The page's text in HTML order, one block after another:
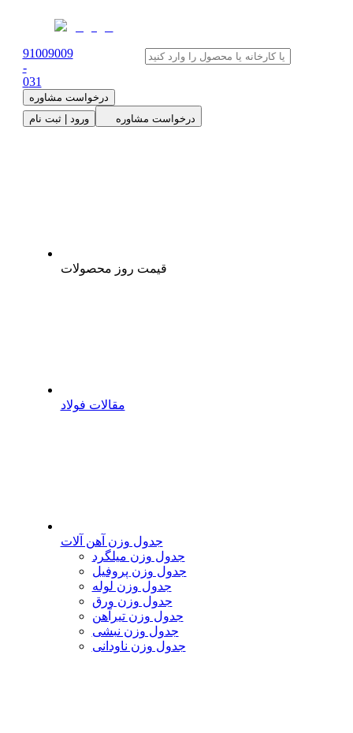
91009009
-
031
درخواست مشاوره
ورود | ثبت نام
درخواست مشاوره
قیمت روز محصولات
مقالات فولاد
جدول وزن آهن آلات
جدول وزن میلگرد
جدول وزن پروفیل
جدول وزن لوله
جدول وزن ورق
جدول وزن تیرآهن
جدول وزن نبشی
جدول وزن ناودانی